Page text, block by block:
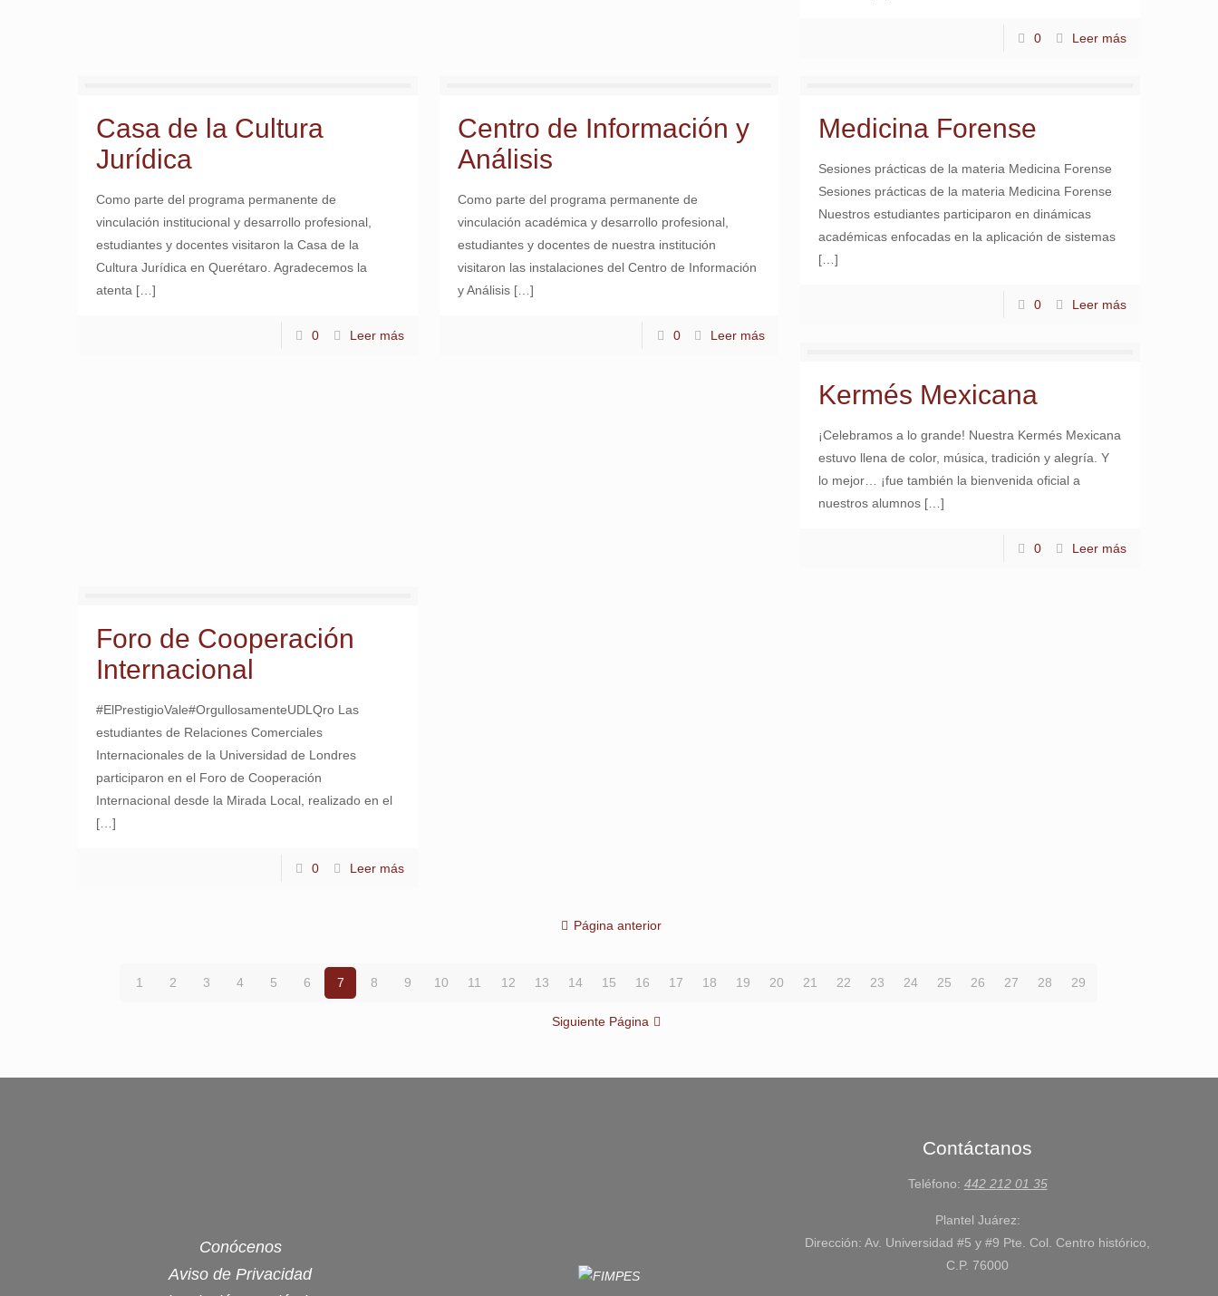
0 Leer más
Casa de la Cultura
Jurídica
Como parte del programa permanente de
vinculación institucional y desarrollo profesional,
estudiantes y docentes visitaron la Casa de la
Cultura Jurídica en Querétaro. Agradecemos la
atenta […]
0 Leer más
Centro de Información y
Análisis
Como parte del programa permanente de
vinculación académica y desarrollo profesional,
estudiantes y docentes de nuestra institución
visitaron las instalaciones del Centro de Información
y Análisis[…]
0 Leer más
Medicina Forense
Sesiones prácticas de la materia Medicina Forense
Sesiones prácticas de la materia Medicina Forense
Nuestros estudiantes participaron en dinámicas
académicas enfocadas en la aplicación de sistemas
[…]
0 Leer más
Kermés Mexicana
¡Celebramos a lo grande! Nuestra Kermés Mexicana
estuvo llena de color, música, tradición y alegría. Y
lo mejor… ¡fue también la bienvenida oficial a
nuestros alumnos […]
0 Leer más
Foro de Cooperación
Internacional
#ElPrestigioVale#OrgullosamenteUDLQro Las
estudiantes de Relaciones Comerciales
Internacionales de la Universidad de Londres
participaron en el Foro de Cooperación
Internacional desde la Mirada Local, realizado en el
[…]
0 Leer más
Página anterior
1 2 3 4 5 6 7 8 9 10 11 12 13 14 15 16 17 18 19 20 21 22 23 24 25 26 27 28 29
Siguiente Página
Conócenos
Aviso de Privacidad
Contáctanos
Teléfono: 442 212 01 35
Plantel Juárez:
Dirección: Av. Universidad #5 y #9 Pte. Col. Centro histórico,
C.P. 76000